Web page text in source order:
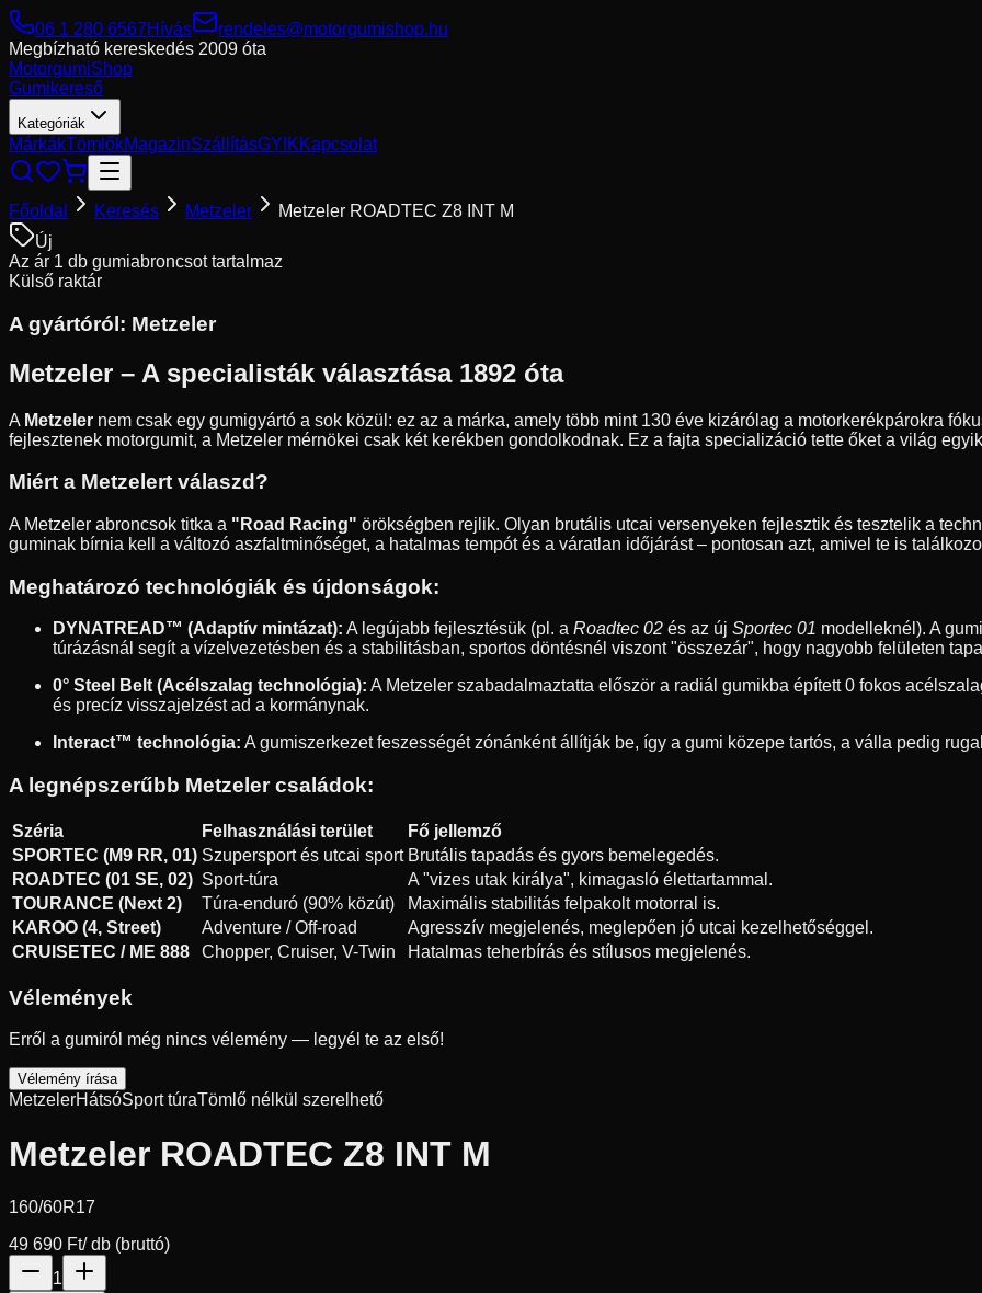
06 1 280 6567Hívás
rendeles@motorgumishop.hu
Megbízható kereskedés 2009 óta
MotorgumiShop
Gumikereső
Kategóriák
MárkákTömlőkMagazinSzállításGYIKKapcsolat
Főoldal Keresés Metzeler
Metzeler ROADTEC Z8 INT M
Új
Az ár 1 db gumiabroncsot tartalmaz
Külső raktár
A gyártóról: Metzeler
Metzeler – A specialisták választása 1892 óta
A Metzeler nem csak egy gumigyártó a sok közül: ez az a márka, amely több mint 130 éve kizárólag a motorkerékpárokra
fejlesztenek motorgumit, a Metzeler mérnökei csak két kerékben gondolkodnak. Ez a fajta specializáció tette őket a világ
Miért a Metzelert válaszd?
A Metzeler abroncsok titka a "Road Racing" örökségben rejlik. Olyan brutális utcai versenyeken fejlesztik és tesztelik a
guminak bírnia kell a változó aszfaltminőséget, a hatalmas tempót és a váratlan időjárást – pontosan azt, amivel te is
Meghatározó technológiák és újdonságok:
DYNATREAD™ (Adaptív mintázat): A legújabb fejlesztésük (pl. a Roadtec 02 és az új Sportec 01 modelleknél). A
túrázásnál segít a vízelvezetésben és a stabilitásban, sportos döntésnél viszont "összezár", hogy nagyobb felületen
0° Steel Belt (Acélszalag technológia): A Metzeler szabadalmaztatta először a radiál gumikba épített 0 fokos
és precíz visszajelzést ad a kormánynak.
Interact™ technológia: A gumiszerkezet feszességét zónánként állítják be, így a gumi közepe tartós, a válla pedig
A legnépszerűbb Metzeler családok:
Széria Felhasználási terület
Fő jellemző
SPORTEC (M9 RR, 01) Szupersport és utcai sport Brutális tapadás és gyors bemelegedés.
ROADTEC (01 SE, 02) Sport-túra
A "vizes utak királya", kimagasló élettartammal.
TOURANCE (Next 2)
Túra-enduró (90% közút)
Maximális stabilitás felpakolt motorral is.
KAROO (4, Street)
Adventure / Off-road
Agresszív megjelenés, meglepően jó utcai kezelhetőséggel.
CRUISETEC / ME 888
Chopper, Cruiser, V-Twin Hatalmas teherbírás és stílusos megjelenés.
Vélemények
Erről a gumiról még nincs vélemény — legyél te az első!
Vélemény írása
MetzelerHátsóSport túraTömlő nélkül szerelhető
Metzeler ROADTEC Z8 INT M
160/60R17
49 690 Ft/ db (bruttó)
1